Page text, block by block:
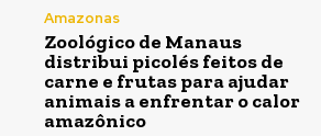
Amazonas
Zoológico de Manaus
distribui picolés feitos de
carne e frutas para ajudar
animais a enfrentar o calor
amazônico